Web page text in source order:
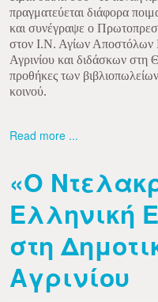
πραγματεύεται διάφορα
και συνέγραψε ο
στον Ι.Ν. Αγίων Αποστόλων
Αγρινίου και διδάσκων στη
προθήκες των
κοινού.
Read more ...
«Ο
Ελληνική
στη
Αγρινίου